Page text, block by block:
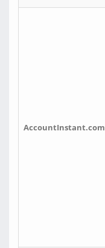
AccountInstant.com